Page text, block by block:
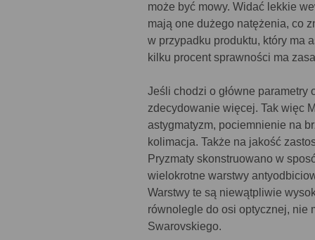
może być mowy. Widać lekkie
mają one dużego natężenia, co
w przypadku produktu, który ma
kilku procent sprawności ma
Jeśli chodzi o główne
zdecydowanie więcej. Tak więc
astygmatyzm, pociemnienie na
kolimacja. Także na jakość
Pryzmaty skonstruowano w
wielokrotne warstwy
Warstwy te są niewątpliwie
równolegle do osi optycznej, nie
Swarovskiego.